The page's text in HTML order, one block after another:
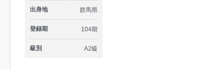
出身地 群馬県
登録期 104期
級別 A2級